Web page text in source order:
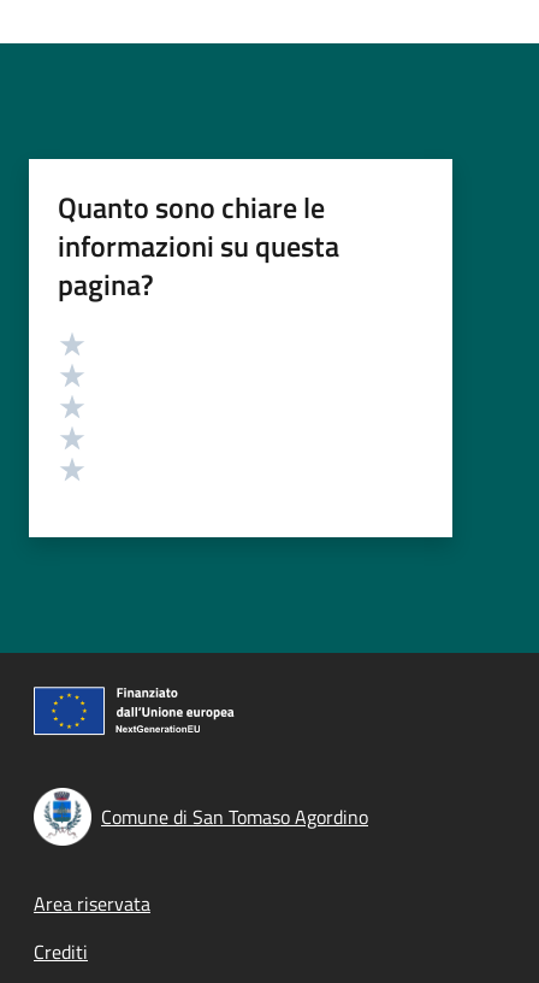
Quanto sono chiare le
informazioni su questa
pagina?
Valutazione
Comune di San Tomaso Agordino
Footer menu
Area riservata
Crediti